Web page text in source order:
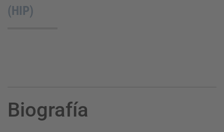
(HIP)
Biografía